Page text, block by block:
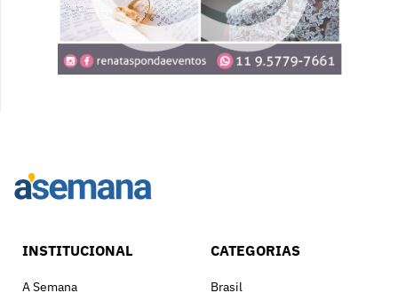
INSTITUCIONAL
A Semana
CATEGORIAS
Brasil